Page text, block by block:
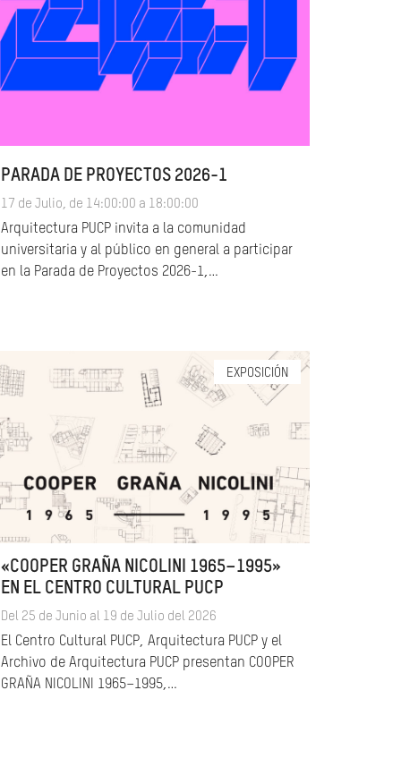
PARADA DE PROYECTOS 2026-1
17 de Julio, de 14:00:00 a 18:00:00
Arquitectura PUCP invita a la comunidad
universitaria y al público en general a participar
en la Parada de Proyectos 2026-1,…
EXPOSICIÓN
«COOPER GRAÑA NICOLINI 1965–1995»
EN EL CENTRO CULTURAL PUCP
Del 25 de Junio al 19 de Julio del 2026
El Centro Cultural PUCP, Arquitectura PUCP y el
Archivo de Arquitectura PUCP presentan COOPER
GRAÑA NICOLINI 1965–1995,…